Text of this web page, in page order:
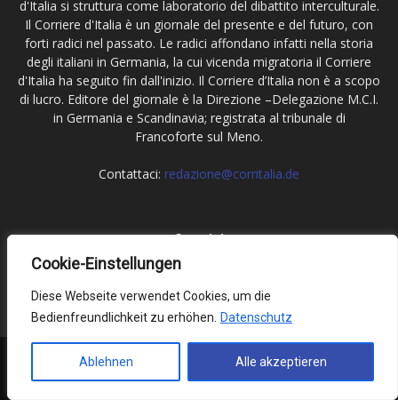
Cookie-Einstellungen
Diese Webseite verwendet Cookies, um die
Bedienfreundlichkeit zu erhöhen.
Datenschutz
Ablehnen Alle akzeptieren
d'Italia si struttura come laboratorio del dibattito interculturale.
Il Corriere d'Italia è un giornale del presente e del futuro, con
forti radici nel passato. Le radici affondano infatti nella storia
degli italiani in Germania, la cui vicenda migratoria il Corriere
d'Italia ha seguito fin dall'inizio. Il Corriere d’Italia non è a scopo
di lucro. Editore del giornale è la Direzione –Delegazione M.C.I.
in Germania e Scandinavia; registrata al tribunale di
Francoforte sul Meno.
Contattaci: redazione@corritalia.de
Seguici
Impressum Datenschutz